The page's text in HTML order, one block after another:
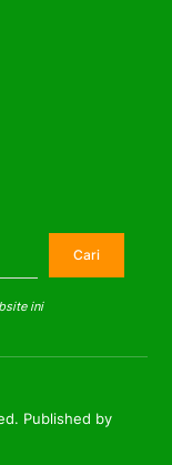
Cari
ini
Published by